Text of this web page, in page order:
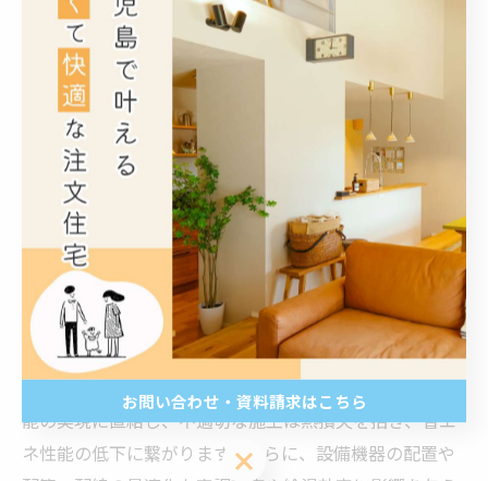
うした設備の選定と設置は、法律遵守の観点だけでな
く、長期的な住環境の経済性向上にも直結します。
設計・施工段階での省エネ基準適合の具体的ポイント
省エネ基準の適合は設計・施工の各段階での緻密な計画
と実践が不可欠です。特に注文住宅では、施主の希望や
生活スタイルに合わせながら、法律で定められた基準を
クリアすることが求められます。設計段階では、地域の
気候特性を考慮した最適な断熱材の選定、窓の配置と性
能の検討、外皮の連続性を保つ施工計画などが重要で
す。施工時には断熱材の施工精度や気密処理の徹底が性
能の実現に直結し、不適切な施工は熱損失を招き、省エ
ネ性能の低下に繋がります。さらに、設備機器の配置や
お問い合わせ・資料請求はこちら
お問い合わせ・資料請求はこちら